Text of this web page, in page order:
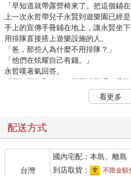
「早知道就帶露營椅來了。把這個鋪
上一次永哲帶兒子永賢到遊樂園已經
手上的宣傳手冊鋪在地上，讓永賢坐
用排隊直接搭上遊樂設施的人。
「爸，那些人為什麼不用排隊？」
「他們在炫耀自己有錢。」
永哲嘆著氣回答。
「我們不能和他們一樣不排隊嗎？我等
「不排隊的都是沒有耐心的人。」
「可是為什麼我們要排隊，那些人不用
浪費錢，反正最後都玩得到，只是時
永賢露出不能理解的表情，悶悶不樂
永哲別開目光，卻和某個人對視。居
陳年往事浮上心頭。
看更多
配送方式
台灣
國內宅配：本島、離島
到店取貨：
不限金額